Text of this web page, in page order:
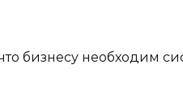
бизнесу необходим